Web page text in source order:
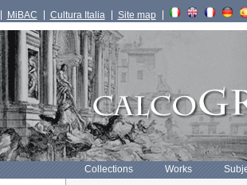
MiBAC Cultura Italia Site map
Collections Works